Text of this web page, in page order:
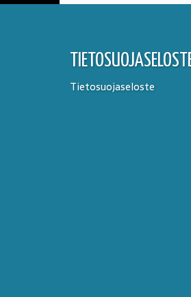
Tietosuojaseloste